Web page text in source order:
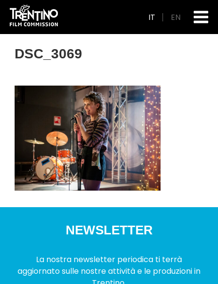
IT EN
DSC_3069
NEWSLETTER
La nostra newsletter periodica ti terrà
aggiornato sulle nostre attività e le produzioni in